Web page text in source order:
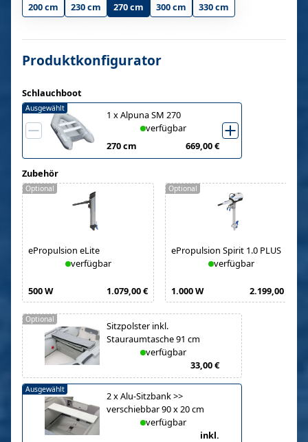
200 cm 230 cm 270 cm 300 cm 330 cm
Produktkonfigurator
Schlauchboot
1 xAlpuna SM 270
verfügbar
270 cm
669,00 €
Ausgewählt
Zubehör
ePropulsion eLite
verfügbar
500 W 1.079,00 €
Optional
ePropulsion Spirit 1.0 PLUS
verfügbar
1.000 W 2.199,00 €
Optional
Sitzpolster inkl.
Stauraumtasche 91 cm
verfügbar
33,00 €
Optional
2xAlu-Sitzbank >>
verschiebbar 90 x 20 cm
verfügbar
inkl.
Ausgewählt